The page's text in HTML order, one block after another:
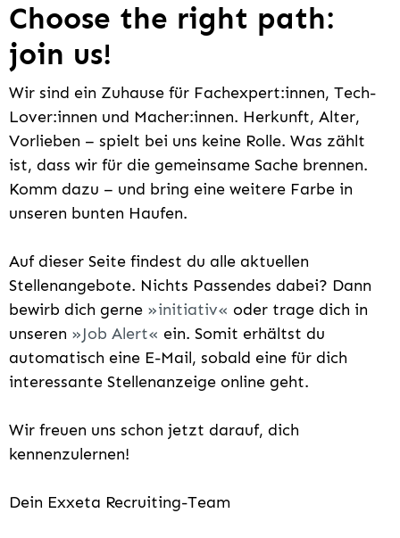
Choose the right path:
join us!
Wir sind ein Zuhause für Fachexpert:innen, Tech-
Lover:innen und Macher:innen. Herkunft, Alter,
Vorlieben – spielt bei uns keine Rolle. Was zählt
ist, dass wir für die gemeinsame Sache brennen.
Komm dazu – und bring eine weitere Farbe in
unseren bunten Haufen.
Auf dieser Seite findest du alle aktuellen
Stellenangebote. Nichts Passendes dabei? Dann
bewirb dich gerne
initiativ
oder trage dich in
unseren
Job Alert
ein. Somit erhältst du
automatisch eine E-Mail, sobald eine für dich
interessante Stellenanzeige online geht.
Wir freuen uns schon jetzt darauf, dich
kennenzulernen!
Dein Exxeta Recruiting-Team